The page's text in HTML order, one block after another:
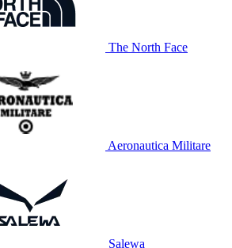
The North Face
Aeronautica Militare
Salewa